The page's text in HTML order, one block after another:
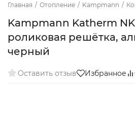
Главная / Отопление / Kampmann /
Kampmann Katherm
роликовая решётка,
черный
Оставить отзыв Избранное